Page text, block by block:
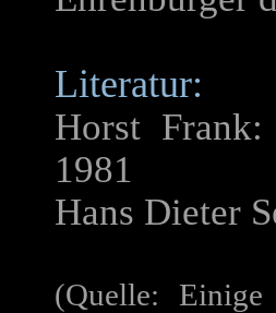
Literatur:
Horst
1981
Hans Dieter
(Quelle: Einige